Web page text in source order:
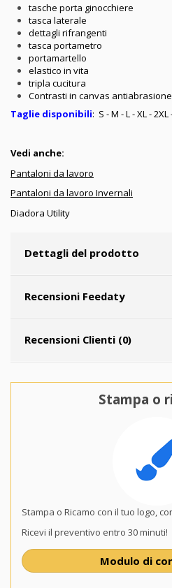
tasche porta ginocchiere
tasca laterale
dettagli rifrangenti
tasca portametro
portamartello
elastico in vita
tripla cucitura
Contrasti in canvas antiabrasione
Taglie disponibili: S - M - L - XL - 2XL
Vedi anche:
Pantaloni da lavoro
Pantaloni da lavoro Invernali
Diadora Utility
Dettagli del prodotto
Recensioni Feedaty
Recensioni Clienti (0)
Stampa o
Stampa o Ricamo con il tuo logo,
Ricevi il preventivo entro 30 minuti!
Modulo di